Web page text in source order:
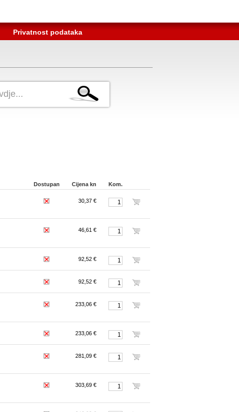
Privatnost podataka
Dostupan Cijena kn Kom.
30,37 €
46,61 €
92,52 €
92,52 €
233,06 €
233,06 €
281,09 €
303,69 €